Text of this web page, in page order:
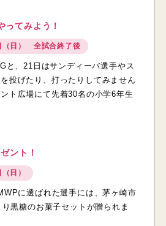
ってみよう！
（日） 全試合終了後
と、21日はサンディーバ選手やス
投げたり、打ったりしてみません
ト広場にて先着30名の小学6年生
ント！
日）
に選ばれた選手には、茅ヶ崎市
黒糖のお菓子セットが贈られま